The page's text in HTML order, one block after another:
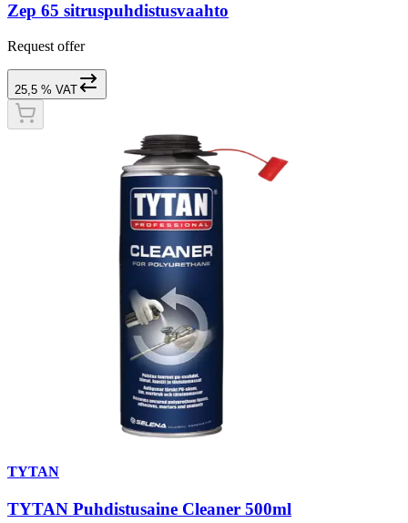
Zep 65 sitruspuhdistusvaahto
Request offer
25,5 % VAT
TYTAN
TYTAN Puhdistusaine Cleaner 500ml